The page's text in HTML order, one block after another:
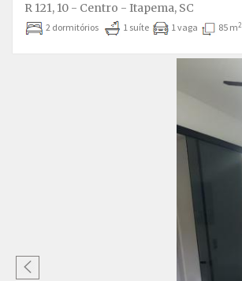
R 121, 10 - Centro - Itapema, SC
2 dormitórios 1 suíte 1 vaga 85 m2